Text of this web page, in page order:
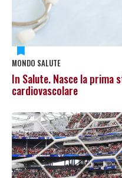
MONDO SALUTE
In Salute. Nasce la prima
cardiovascolare